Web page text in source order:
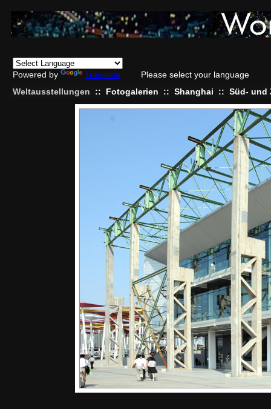
Powered by Translate
Please select your language
Weltausstellungen
:: Fotogalerien :: Shanghai :: Süd- und